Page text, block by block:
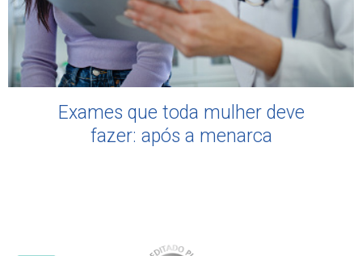
Exames que toda mulher deve
fazer: após a menarca